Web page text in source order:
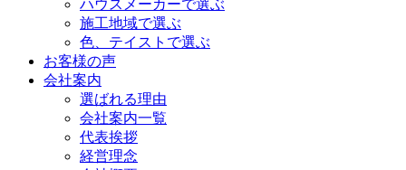
ハウスメーカーで選ぶ
施工地域で選ぶ
色、テイストで選ぶ
お客様の声
会社案内
選ばれる理由
会社案内一覧
代表挨拶
経営理念